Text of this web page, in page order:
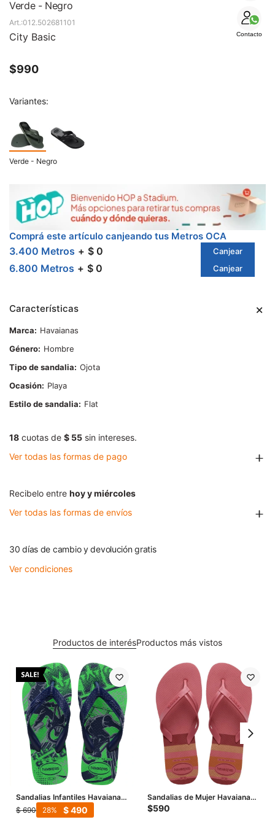
Verde - Negro
Contacto
012.502681101
City Basic
$990
Variantes:
Verde - Negro
Comprá este artículo canjeando tus Metros OCA
3.400 Metros $ 0 Canjear
6.800 Metros $ 0 Canjear
Características
Marca
Havaianas
Género
Hombre
Tipo de sandalia
Ojota
Ocasión
Playa
Estilo de sandalia
Flat
18 cuotas de $ 55 sin intereses.
Ver todas las formas de pago
Recibelo entre hoy y miércoles
Ver todas las formas de envíos
30 días de cambio y devolución gratis
Ver condiciones
Productos de interésProductos más vistos
Sandalias Infantiles Havaianas
Kids Athletic - Verde Hoja
$ 690 $490
28
Sandalias de Mujer Havaianas
Elegance Print - Verde
$590